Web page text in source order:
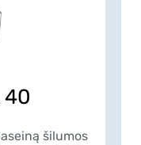
40
šilumos